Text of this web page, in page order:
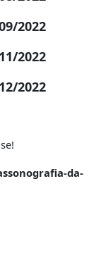
2022
2022
2022
da-